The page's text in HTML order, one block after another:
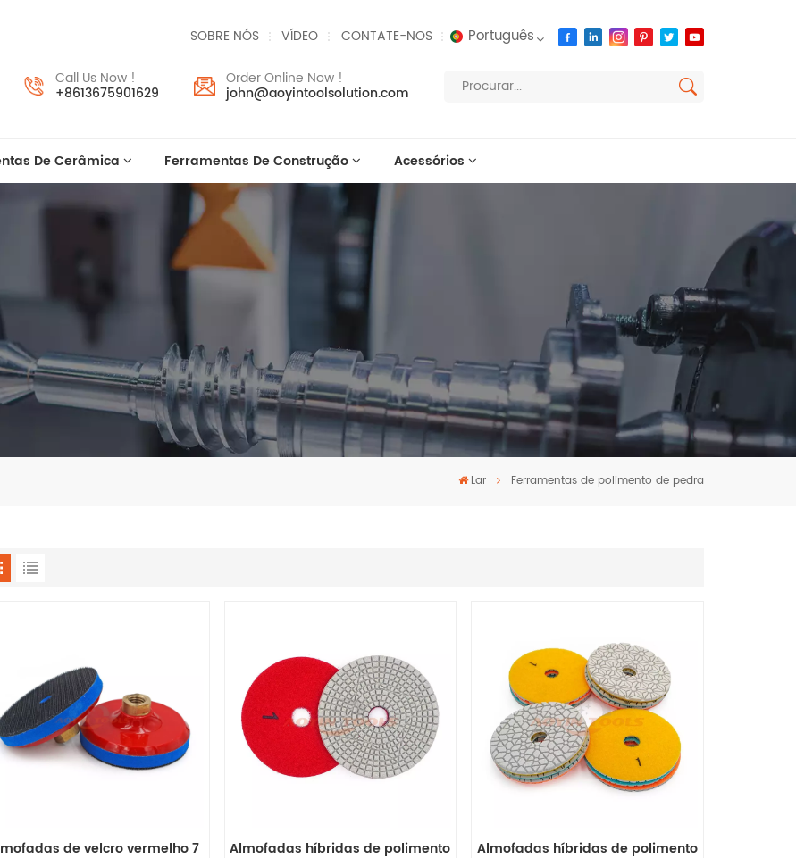
SOBRE NÓS VÍDEO CONTATE-NOS Português
русский
Call Us Now !
+8613675901629
Order Online Now !
john@aoyintoolsolution.com
De Cerâmica Ferramentas De Construção Acessórios
Lar Ferramentas de polimento de pedra
de velcro vermelho 7 Almofadas híbridas de polimento Almofadas híbridas de polimento